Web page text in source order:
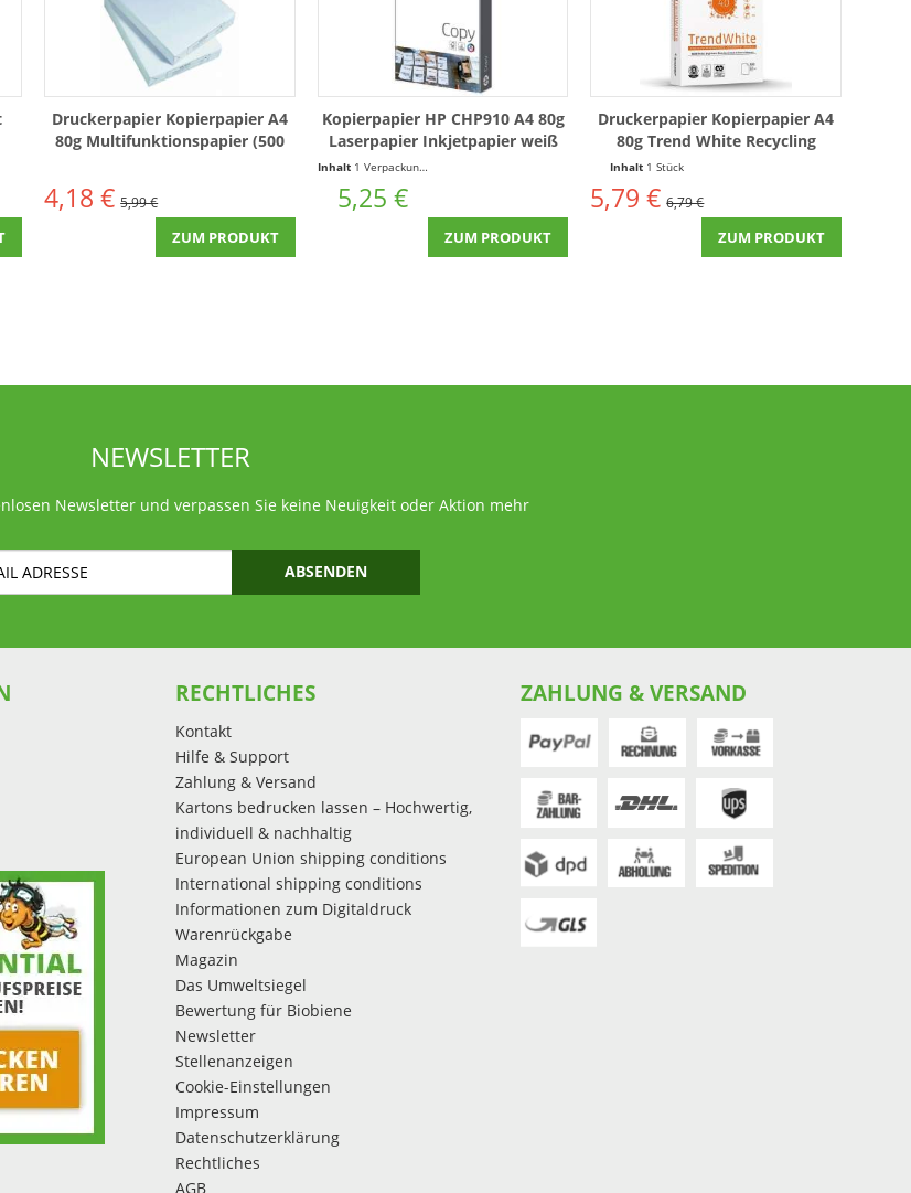
Druckerpapier Kopierpapier A4
80g Multifunktionspapier (500
4,18 € 5,99 €
ZUM PRODUKT
Kopierpapier HP CHP910 A4 80g
Laserpapier Inkjetpapier weiß
500 Blatt
Inhalt 1 Verpackungseinheit
5,25 €
ZUM PRODUKT
Druckerpapier Kopierpapier A4
80g Trend White Recycling
Papier (500 Blatt)
Inhalt 1 Stück
5,79 € 6,79 €
ZUM PRODUKT
NEWSLETTER
Newsletter und verpassen Sie keine Neuigkeit oder Aktion mehr
ABSENDEN
RECHTLICHES
Kontakt
Hilfe & Support
Zahlung & Versand
Kartons bedrucken lassen – Hochwertig,
individuell & nachhaltig
European Union shipping conditions
International shipping conditions
Informationen zum Digitaldruck
Warenrückgabe
Magazin
Das Umweltsiegel
Bewertung für Biobiene
Newsletter
Stellenanzeigen
Cookie-Einstellungen
Impressum
Datenschutzerklärung
Rechtliches
AGB
ZAHLUNG & VERSAND